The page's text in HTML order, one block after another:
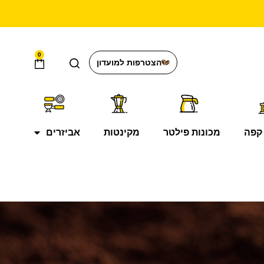
הצטרפות למועדון
0
קפה מכונות פילטר מקינטות אביזרים